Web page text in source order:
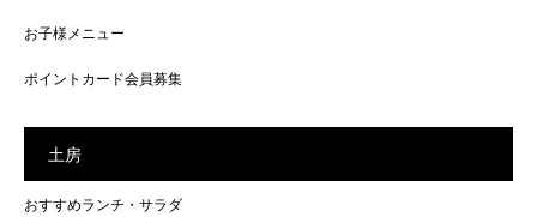
お子様メニュー
ポイントカード会員募集
土房
おすすめランチ・サラダ